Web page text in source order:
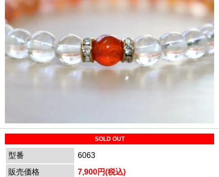
SOLD OUT
型番
6063
販売価格
7,900円(税込)